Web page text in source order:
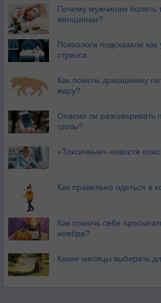
Почему мужчинам болеть
женщинам?
Психологи подсказали
стресса
Как помочь домашнему
жару?
Опасно ли
грозы?
«Токсичные» новости
Как правильно одеться в
Как помочь себе
ноябре?
Какие месяцы выбирать